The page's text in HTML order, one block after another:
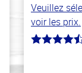
Veuillez
voir les prix.
4.2